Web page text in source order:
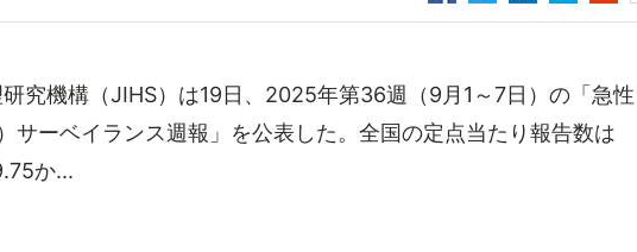
究機構（JIHS）は19日、2025年第36週（9月1～7日）の「急性
サーベイランス週報」を公表した。全国の定点当たり報告数は
か...